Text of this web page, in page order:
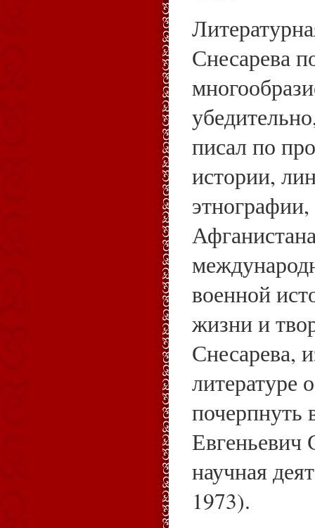
Снесарева
писал по
истории,
военной
жизни и
Снесарева,
литературе
почерпнуть
Евгеньевич
научная
1973).